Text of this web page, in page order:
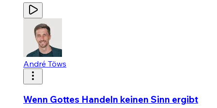
André Töws
Wenn Gottes Handeln keinen Sinn ergibt